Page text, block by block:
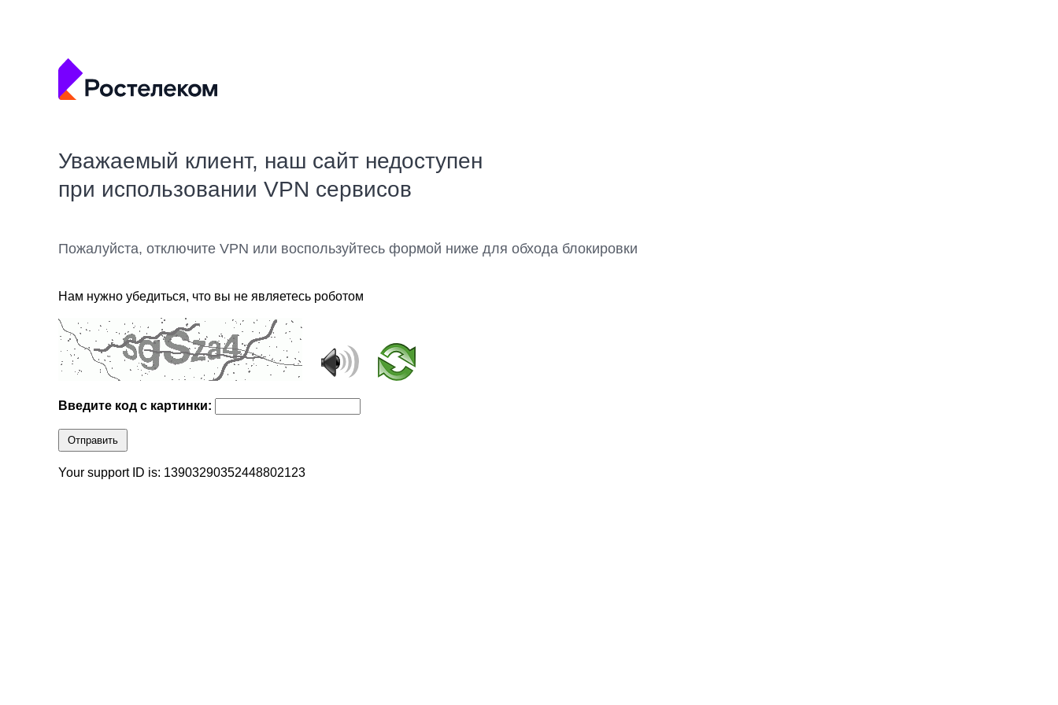
Уважаемый клиент, наш сайт недоступен
при использовании VPN сервисов
Пожалуйста, отключите VPN или воспользуйтесь формой ниже для обхода блокировки
Нам нужно убедиться, что вы не являетесь роботом
Введите код с картинки:
Отправить
Your support ID is: 13903290352448802123